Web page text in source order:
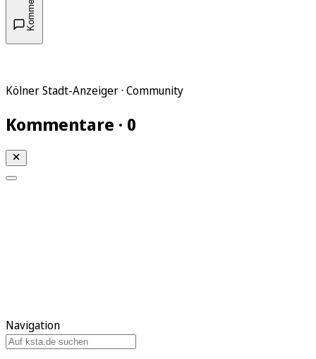
Kölner Stadt-Anzeiger · Community
Kommentare · 0
Navigation